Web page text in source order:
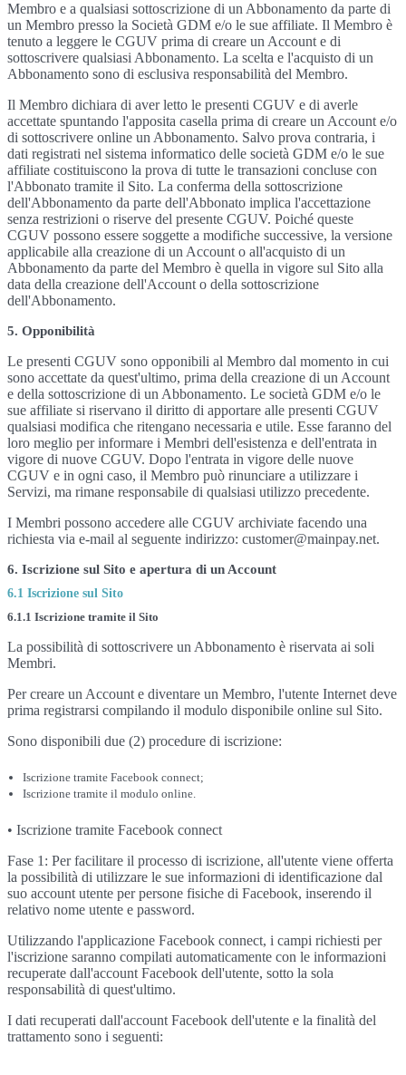
Membro e a qualsiasi sottoscrizione di un Abbonamento da parte di
un Membro presso la Società GDM e/o le sue affiliate. Il Membro è
tenuto a leggere le CGUV prima di creare un Account e di
sottoscrivere qualsiasi Abbonamento. La scelta e l'acquisto di un
Abbonamento sono di esclusiva responsabilità del Membro.
Il Membro dichiara di aver letto le presenti CGUV e di averle
accettate spuntando l'apposita casella prima di creare un Account e/o
di sottoscrivere online un Abbonamento. Salvo prova contraria, i
dati registrati nel sistema informatico delle società GDM e/o le sue
affiliate costituiscono la prova di tutte le transazioni concluse con
l'Abbonato tramite il Sito. La conferma della sottoscrizione
dell'Abbonamento da parte dell'Abbonato implica l'accettazione
senza restrizioni o riserve del presente CGUV. Poiché queste
CGUV possono essere soggette a modifiche successive, la versione
applicabile alla creazione di un Account o all'acquisto di un
Abbonamento da parte del Membro è quella in vigore sul Sito alla
data della creazione dell'Account o della sottoscrizione
dell'Abbonamento.
5. Opponibilità
Le presenti CGUV sono opponibili al Membro dal momento in cui
sono accettate da quest'ultimo, prima della creazione di un Account
e della sottoscrizione di un Abbonamento. Le società GDM e/o le
sue affiliate si riservano il diritto di apportare alle presenti CGUV
qualsiasi modifica che ritengano necessaria e utile. Esse faranno del
loro meglio per informare i Membri dell'esistenza e dell'entrata in
vigore di nuove CGUV. Dopo l'entrata in vigore delle nuove
CGUV e in ogni caso, il Membro può rinunciare a utilizzare i
Servizi, ma rimane responsabile di qualsiasi utilizzo precedente.
I Membri possono accedere alle CGUV archiviate facendo una
richiesta via e-mail al seguente indirizzo: customer@mainpay.net.
6. Iscrizione sul Sito e apertura di un Account
6.1 Iscrizione sul Sito
6.1.1 Iscrizione tramite il Sito
La possibilità di sottoscrivere un Abbonamento è riservata ai soli
Membri.
Per creare un Account e diventare un Membro, l'utente Internet deve
prima registrarsi compilando il modulo disponibile online sul Sito.
Sono disponibili due (2) procedure di iscrizione:
Iscrizione tramite Facebook connect;
Iscrizione tramite il modulo online.
• Iscrizione tramite Facebook connect
Fase 1: Per facilitare il processo di iscrizione, all'utente viene offerta
la possibilità di utilizzare le sue informazioni di identificazione dal
suo account utente per persone fisiche di Facebook, inserendo il
relativo nome utente e password.
Utilizzando l'applicazione Facebook connect, i campi richiesti per
l'iscrizione saranno compilati automaticamente con le informazioni
recuperate dall'account Facebook dell'utente, sotto la sola
responsabilità di quest'ultimo.
I dati recuperati dall'account Facebook dell'utente e la finalità del
trattamento sono i seguenti: